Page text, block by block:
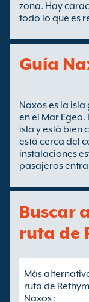
zona. Hay
todo lo que es
Guía
Naxos es la
en el Mar
isla y está bien
está cerca del
instalaciones
pasajeros
Buscar
ruta de
Más
ruta de
Naxos :